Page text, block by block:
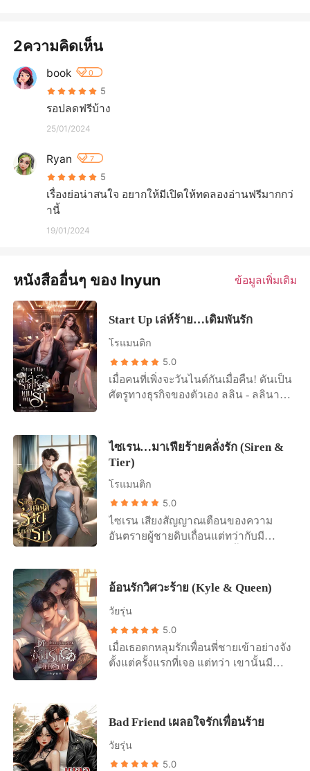
2ความคิดเห็น
book 0
5
รอปลดฟรีบ้าง
25/01/2024
Ryan 7
5
เรื่องย่อน่าสนใจ อยากให้มีเปิดให้ทดลองอ่านฟรีมากกว่
านี้
19/01/2024
หนังสืออื่นๆ ของ Inyun ข้อมูลเพิ่มเติม
Start Up เล่ห์ร้าย…เดิมพันรัก
โรแมนติก
5.0
เมื่อคนที่เพิ่งจะวันไนต์กันเมื่อคืน! ดันเป็น
ศัตรูทางธุรกิจของตัวเอง ลลิน - ลลินา
ชายหนุ่มสุดหล่อในคืนวันเลี้ยงฉลองที่
ผับ เธอปิ๊งเขา-เขาปิ๊งเธอ จนตกเป็นคืน
วันไนต์ที่แสนหวาน ทว่า!! หลายวันต่อ
มา ฝันที่แสนหวานของเธอ กลับกลาย
เป็นฝันร้าย เพราะบริษัทของเธอกำลังถูก
คนหยามธุรกิจ Start Up หน้าใหม่ของเธอ
ด้วยการขอเทคโอเวอร์ แถมคนที่จะมา
ขอเทคโอเวอร์บริษัทของเธอ ดันเป็น
หล่อที่เพิ่งจะผ่านคืนอันเร่าร้อนที่แสนจะ
ลงตัวกับลลิน เธอกับเขาดูเหมือนจะเข้า
กลายเป็นพวกฉวยโอกาสทางธุรกิจไปได้
เสียนี้ ในทางธุรกิจ หญิงสาวเกลียดพวก
ฉวยโอกาสอย่างที่เขาทำอยู่เข้าไส้ ทว่า
เรื่องงานและเรื่องส่วนตัวออกจากกัน
แล้วเธอจะทำได้ไหมนะ! เมื่อศัตรูทาง
ธุรกิจ กับ คนที่หัวใจต้องการเป็นคน
เดียวกัน!!
ไซเรน…มาเฟียร้ายคลั่งรัก (Siren &
Tier)
โรแมนติก
5.0
ไซเรน เสียงสัญญาณเตือนของความ
อันตรายผู้ชายดิบเถื่อนแต่ทว่ากับมี
ตามหน้าตาเลยสักนิด แต่อยู่มาวันหนึ่ง
เขาก็ได้ปฏิญาณตนว่าไซเรนผู้โหดดิบ
เถื่อนคนนี้จะเป็นเด็กดีของน้องเทียร์แต่
เพียงผู้เดียว ไซเรน อายุ29ปี มาเฟียผู้ดิบ
เถื่อนโหดให้กับคนทั้งโลกแต่ใจดีให้กับ
เธอผู้เดียว “ขอบคุณนะครับที่ช่วยชีวิตผม
เข้าไปช่วยชีวิตผู้ชายคนหนึ่งไว้หลังจาก
เลย “ไหนลองคลานมาอ้อนหน่อยสิคะ”
“ถ้าอยากให้รักก็ช่วยทำตัวเป็นปกติได้
อ้อนรักวิศวะร้าย (Kyle & Queen)
วัยรุ่น
5.0
เมื่อเธอตกหลุมรักเพื่อนพี่ชายเข้าอย่างจัง
ตั้งแต่ครั้งแรกที่เจอ แต่ทว่า เขานั้นมี
นั่นก็หมายความว่าเธอก็มีสิทธิ์ที่จะทำให้
เขามารับรักเธอ "ถึงเขาไม่รักพี่แต่ควีน
รักพี่นะ"
Bad Friend เผลอใจรักเพื่อนร้าย
วัยรุ่น
5.0